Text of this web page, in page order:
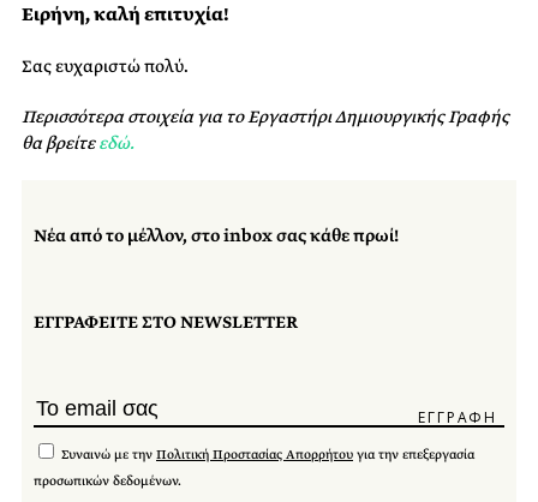
Ειρήνη, καλή επιτυχία!
Σας ευχαριστώ πολύ.
Περισσότερα στοιχεία για το Εργαστήρι Δημιουργικής Γραφής
θα βρείτεεδώ.
Νέα από το μέλλον, στο inbox σας κάθε πρωί!
ΕΓΓΡΑΦΕΙΤΕ ΣΤΟ NEWSLETTER
Συναινώ με την Πολιτική Προστασίας Απορρήτου για την επεξεργασία
προσωπικών δεδομένων.